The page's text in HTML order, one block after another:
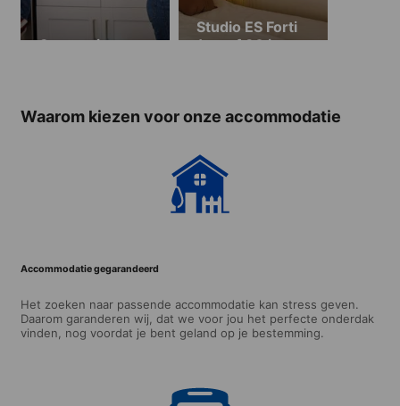
Gastgezin
Studio ES Forti
(vanaf 30 jaar,
Waarom kiezen voor onze accommodatie
Accommodatie gegarandeerd
Het zoeken naar passende accommodatie kan stress geven.
Daarom garanderen wij, dat we voor jou het perfecte onderdak
vinden, nog voordat je bent geland op je bestemming.